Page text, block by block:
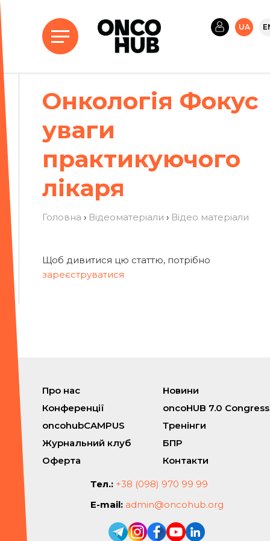
UA
Онкологія Фокус
уваги
практикуючого
лікаря
Головна › Відеоматеріали › Вiдео матерiали
Щоб дивитися цю статтю, потрібно
зареєструватися
Про нас
Новини
Конференції
oncoHUB 7.0 Congress
oncohubCAMPUS
Тренінги
Журнальний клуб
БПР
Оферта
Контакти
Тел.: +38 (098) 970 99 99
E-mail: admin@oncohub.org